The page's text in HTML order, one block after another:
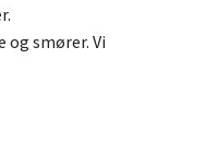
smører. Vi